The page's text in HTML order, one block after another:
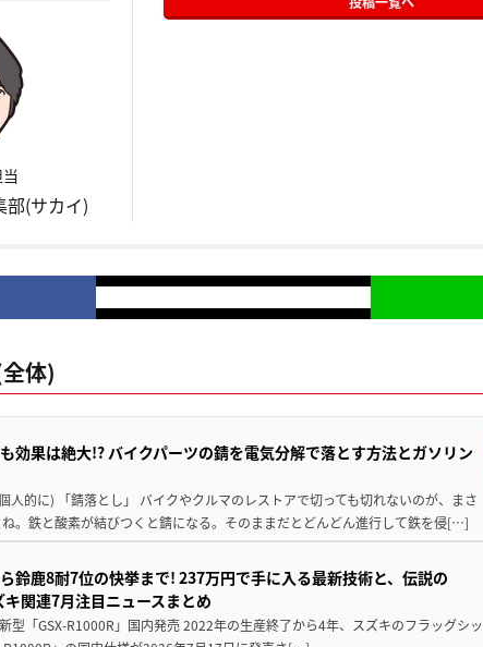
部(サカイ)
体)
効果は絶大!? バイクパーツの錆を電気分解で落とす方法とガソリン
人的に) 「錆落とし」 バイクやクルマのレストアで切っても切れないのが、まさ
。鉄と酸素が結びつくと錆になる。そのままだとどんどん進行して鉄を侵[…]
鈴鹿8耐7位の快挙まで! 237万円で手に入る最新技術と、伝説の
関連7月注目ニュースまとめ
型「GSX-R1000R」国内発売 2022年の生産終了から4年、スズキのフラッグシッ